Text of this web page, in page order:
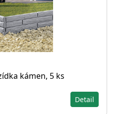
kámen, 5 ks
Detail